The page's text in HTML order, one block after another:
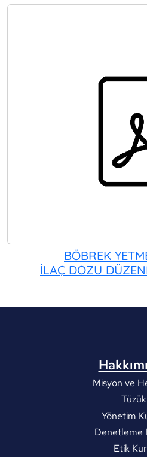
BÖBREK
İLAÇ DOZU
Misyon ve
Tüzük
Yönetim
Denetleme
Etik